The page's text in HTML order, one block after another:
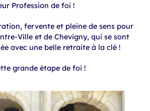
Profession de foi !
fervente et pleine de sens pour
Ville et de Chevigny, qui se sont
avec une belle retraite à la clé !
grande étape de foi !